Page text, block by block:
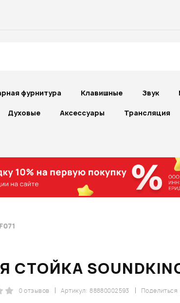
фурнитура Клавишные Звук
Духовые Аксессуары Трансляция
Поделиться
Артикул: 88880002593
0 отзывов